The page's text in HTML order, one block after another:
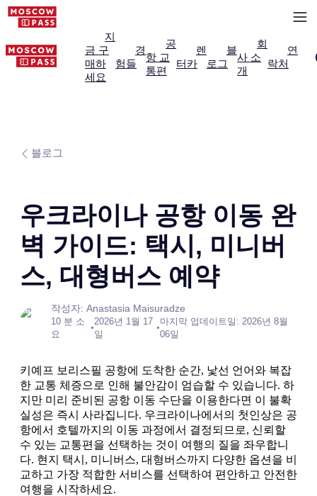
지
금 구
매하
세요
경
험들
공
항 교
통편
렌
터카
블
로그
회
사 소
개
연
락처
블로그
우크라이나 공항 이동 완
벽 가이드: 택시, 미니버
스, 대형버스 예약
작성자: Anastasia Maisuradze
10 분 소
요
•
2026년 1월 17
일
•
마지막 업데이트일: 2026년 8월
06일
키예프 보리스필 공항에 도착한 순간, 낯선 언어와 복잡
한 교통 체증으로 인해 불안감이 엄습할 수 있습니다. 하
지만 미리 준비된 공항 이동 수단을 이용한다면 이 불확
실성은 즉시 사라집니다. 우크라이나에서의 첫인상은 공
항에서 호텔까지의 이동 과정에서 결정되므로, 신뢰할
수 있는 교통편을 선택하는 것이 여행의 질을 좌우합니
다. 현지 택시, 미니버스, 대형버스까지 다양한 옵션을 비
교하고 가장 적합한 서비스를 선택하여 편안하고 안전한
여행을 시작하세요.